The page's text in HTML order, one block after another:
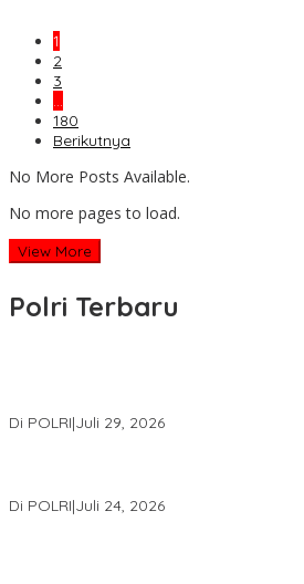
1
2
3
…
180
Berikutnya
No More Posts Available.
No more pages to load.
View More
Polri Terbaru
Di POLRI|Juli 29, 2026
Di POLRI|Juli 24, 2026